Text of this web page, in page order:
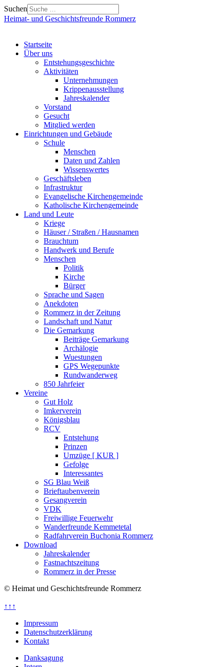
Suchen
Heimat- und Geschichtsfreunde Rommerz
Startseite
Über uns
Entstehungsgeschichte
Aktivitäten
Unternehmungen
Krippenausstellung
Jahreskalender
Vorstand
Gesucht
Mitglied werden
Einrichtungen und Gebäude
Schule
Menschen
Daten und Zahlen
Wissenswertes
Geschäftsleben
Infrastruktur
Evangelische Kirchengemeinde
Katholische Kirchengemeinde
Land und Leute
Kriege
Häuser / Straßen / Hausnamen
Brauchtum
Handwerk und Berufe
Menschen
Politik
Kirche
Bürger
Sprache und Sagen
Anekdoten
Rommerz in der Zeitung
Landschaft und Natur
Die Gemarkung
Beiträge Gemarkung
Archälogie
Wuestungen
GPS Wegepunkte
Rundwanderweg
850 Jahrfeier
Vereine
Gut Holz
Imkerverein
Königsblau
RCV
Entstehung
Prinzen
Umzüge [ KUR ]
Gefolge
Interessantes
SG Blau Weiß
Brieftaubenverein
Gesangverein
VDK
Freiwillige Feuerwehr
Wanderfreunde Kemmetetal
Radfahrverein Buchonia Rommerz
Download
Jahreskalender
Fastnachtszeitung
Rommerz in der Presse
© Heimat und Geschichtsfreunde Rommerz
↑↑↑
Impressum
Datenschutzerklärung
Kontakt
Danksagung